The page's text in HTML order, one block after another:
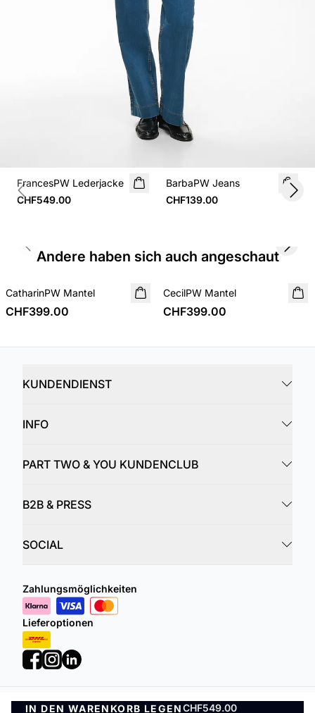
IN DEN WARENKORB LEGENCHF549.00
FrancesPW Lederjacke
CHF549.00
BarbaPW Jeans
CHF139.00
Previous slide
Andere haben sich auch angeschaut
NEUHEIT
CatharinPW Mantel
CHF399.00
NEUHEIT
CecilPW Mantel
CHF399.00
Previous slide Next
KUNDENDIENST
INFO
PART TWO & YOU KUNDENCLUB
B2B & PRESS
SOCIAL
Zahlungsmöglichkeiten
Lieferoptionen